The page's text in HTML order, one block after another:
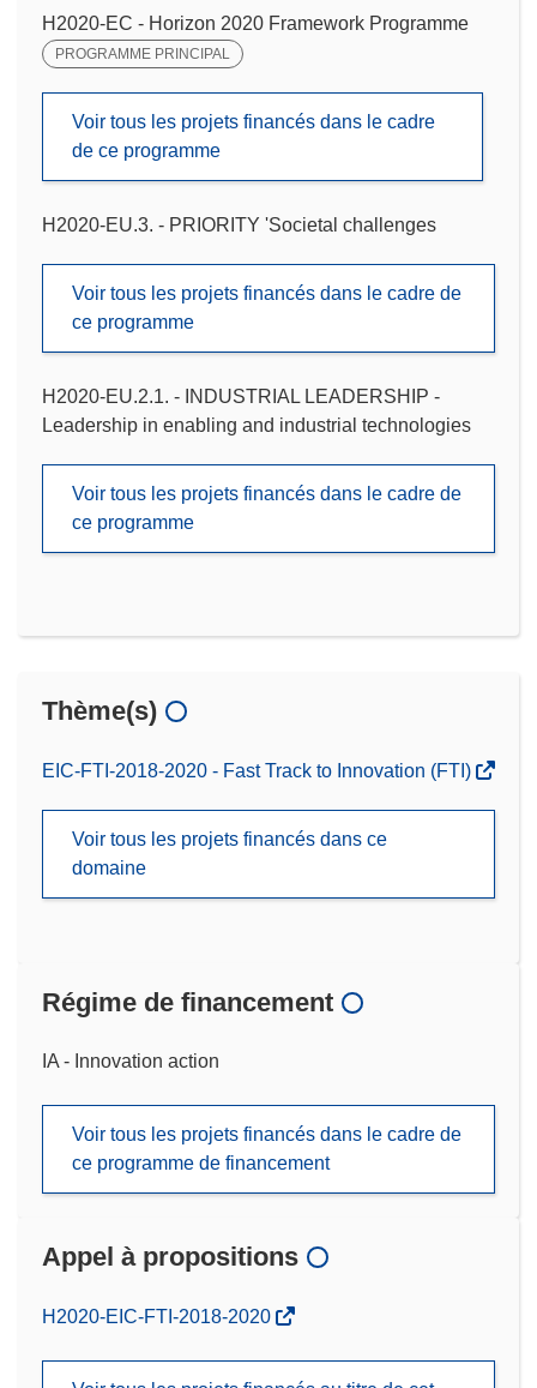
H2020-EC - Horizon 2020 Framework Programme
PROGRAMME PRINCIPAL
Voir tous les projets financés dans le cadre
de ce programme
H2020-EU.3. - PRIORITY 'Societal challenges
Voir tous les projets financés dans le cadre de
ce programme
H2020-EU.2.1. - INDUSTRIAL LEADERSHIP -
Leadership in enabling and industrial technologies
Voir tous les projets financés dans le cadre de
ce programme
Thème(s)
EIC-FTI-2018-2020 - Fast Track to Innovation (FTI)
Voir tous les projets financés dans ce
domaine
Régime de financement
IA - Innovation action
Voir tous les projets financés dans le cadre de
ce programme de financement
Appel à propositions
(s’ouvre
H2020-EIC-FTI-2018-2020